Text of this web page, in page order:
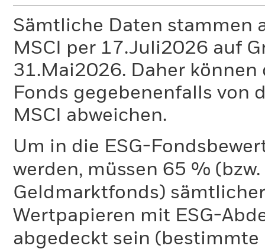
Sämtliche Daten stammen
MSCI per 17.Juli2026 auf
31.Mai2026. Daher
Fonds gegebenenfalls von
MSCI abweichen.
Um in die ESG-
werden, müssen 65 %
Geldmarktfonds)
Wertpapieren mit ESG-
abgedeckt sein